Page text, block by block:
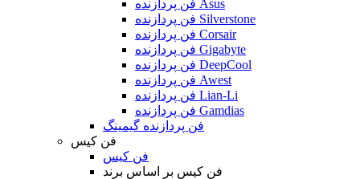
فن پردازنده Asus
فن پردازنده Silverstone
فن پردازنده Corsair
فن پردازنده Gigabyte
فن پردازنده DeepCool
فن پردازنده Awest
فن پردازنده Lian-Li
فن پردازنده Gamdias
فن پردازنده گیمینگ
فن کیس
فن کیس
فن کیس بر اساس برند